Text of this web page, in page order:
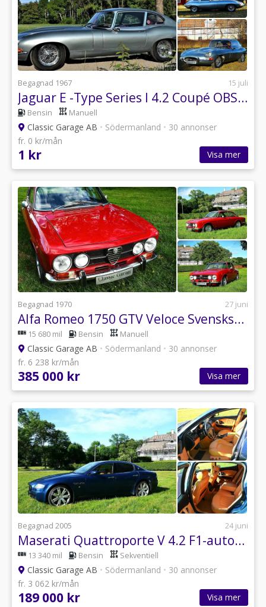
Begagnad 1967 15 juli
Jaguar E -Type Series I 4.2 Coupé OBS! SÅLD, SOLD!
Bensin Manuell
Classic Garage AB • Södermanland • 30 annonser
fr. 0 kr/mån
1 kr Visa mer
Begagnad 1970 27 juni
Alfa Romeo 1750 GTV Veloce Svensksåld!
15 680 mil Bensin Manuell
Classic Garage AB • Södermanland • 30 annonser
fr. 6 238 kr/mån
385 000 kr Visa mer
Begagnad 2005 24 juni
Maserati Quattroporte V 4.2 F1-automat m paddlar
13 340 mil Bensin Sekventiell
Classic Garage AB • Södermanland • 30 annonser
fr. 3 062 kr/mån
189 000 kr Visa mer